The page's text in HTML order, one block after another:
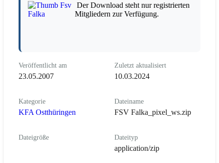
Der Download steht nur registrierten
Mitgliedern zur Verfügung.
Veröffentlicht am
23.05.2007
Zuletzt aktualisiert
10.03.2024
Kategorie
KFA Ostthüringen
Dateiname
FSV Falka_pixel_ws.zip
Dateigröße Dateityp
application/zip